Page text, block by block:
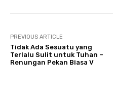
PREVIOUS ARTICLE
Tidak Ada Sesuatu yang
Terlalu Sulit untuk Tuhan –
Renungan Pekan Biasa V